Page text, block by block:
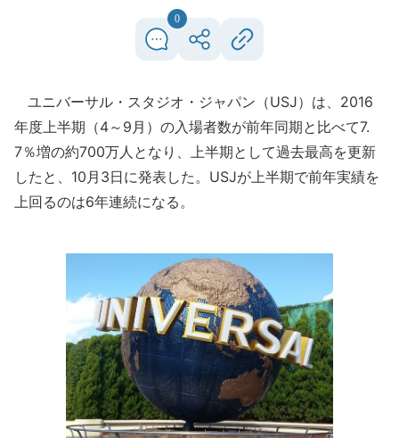
0
ユニバーサル・スタジオ・ジャパン（USJ）は、2016
年度上半期（4～9月）の入場者数が前年同期と比べて7.
7％増の約700万人となり、上半期として過去最高を更新
したと、10月3日に発表した。USJが上半期で前年実績を
上回るのは6年連続になる。